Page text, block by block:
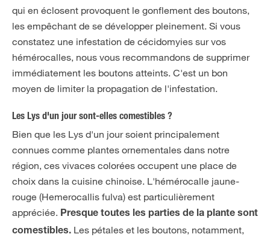
qui en éclosent provoquent le gonflement des boutons,
les empêchant de se développer pleinement. Si vous
constatez une infestation de cécidomyies sur vos
hémérocalles, nous vous recommandons de supprimer
immédiatement les boutons atteints. C'est un bon
moyen de limiter la propagation de l'infestation.
Les Lys d'un jour sont-elles comestibles ?
Bien que les Lys d'un jour soient principalement
connues comme plantes ornementales dans notre
région, ces vivaces colorées occupent une place de
choix dans la cuisine chinoise. L'hémérocalle jaune-
rouge (Hemerocallis fulva) est particulièrement
appréciée. Presque toutes les parties de la plante sont
comestibles. Les pétales et les boutons, notamment,